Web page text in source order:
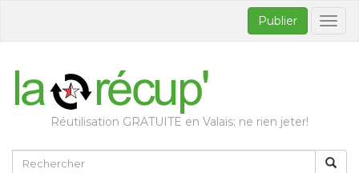
Publier
Réutilisation GRATUITE en Valais: ne rien jeter!